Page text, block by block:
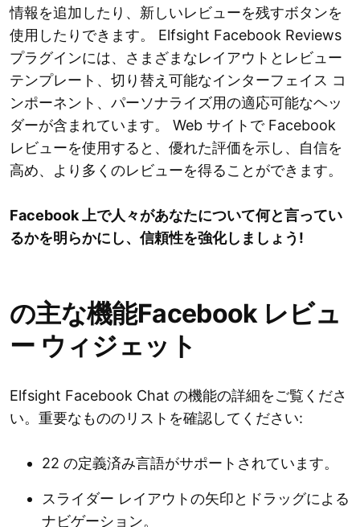
情報を追加したり、新しいレビューを残すボタンを
使用したりできます。 Elfsight Facebook Reviews
プラグインには、さまざまなレイアウトとレビュー
テンプレート、切り替え可能なインターフェイス コ
ンポーネント、パーソナライズ用の適応可能なヘッ
ダーが含まれています。 Web サイトで Facebook
レビューを使用すると、優れた評価を示し、自信を
高め、より多くのレビューを得ることができます。
Facebook 上で人々があなたについて何と言ってい
るかを明らかにし、信頼性を強化しましょう!
の主な機能Facebook レビュ
ー ウィジェット
Elfsight Facebook Chat の機能の詳細をご覧くださ
い。重要なもののリストを確認してください:
22 の定義済み言語がサポートされています。
スライダー レイアウトの矢印とドラッグによる
ナビゲーション。